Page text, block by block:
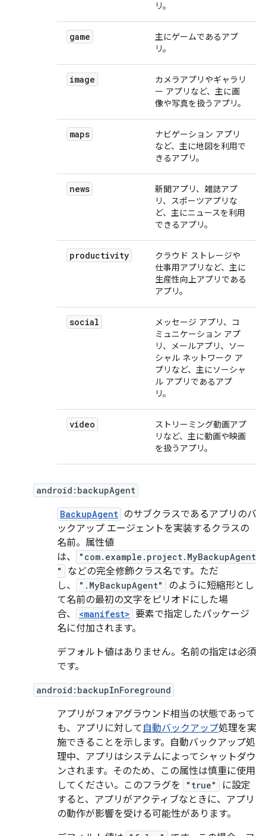
リ。
game
主にゲームであるアプ
リ。
image
カメラアプリやギャラリ
ー アプリなど、主に画
像や写真を扱うアプリ。
maps
ナビゲーション アプリ
など、主に地図を利用で
きるアプリ。
news
新聞アプリ、雑誌アプ
リ、スポーツアプリな
ど、主にニュースを利用
できるアプリ。
productivity
クラウド ストレージや
仕事用アプリなど、主に
生産性向上アプリである
アプリ。
social
メッセージ アプリ、コ
ミュニケーション アプ
リ、メールアプリ、ソー
シャル ネットワーク ア
プリなど、主にソーシャ
ル アプリであるアプ
リ。
video
ストリーミング動画アプ
リなど、主に動画や映画
を扱うアプリ。
android:backupAgent
BackupAgent のサブクラスであるアプリのバ
ックアップ エージェントを実装するクラスの
名前。属性値
は、
"com.example.project.MyBackupAgent
"
などの完全修飾クラス名です。ただ
し、
".MyBackupAgent"
のように短縮形とし
て名前の最初の文字をピリオドにした場
合、
<manifest> 要素で指定したパッケージ
名に付加されます。
デフォルト値はありません。名前の指定は必須
です。
android:backupInForeground
アプリがフォアグラウンド相当の状態であって
も、アプリに対して 自動バックアップ処理を実
施できることを示します。自動バックアップ処
理中、アプリはシステムによってシャットダウ
ンされます。そのため、この属性は慎重に使用
してください。このフラグを
"true"
に設定
すると、アプリがアクティブなときに、アプリ
の動作が影響を受ける可能性があります。